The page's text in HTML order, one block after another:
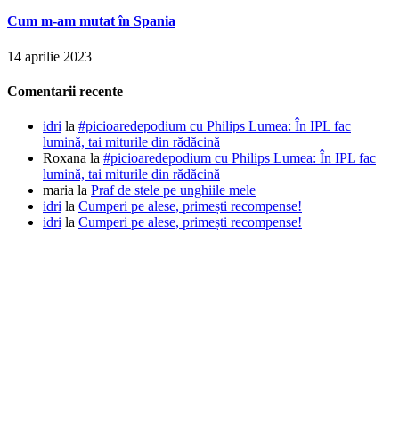
Cum m-am mutat în Spania
14 aprilie 2023
Comentarii recente
idri la #picioaredepodium cu Philips Lumea: În IPL fac
lumină, tai miturile din rădăcină
Roxana la #picioaredepodium cu Philips Lumea: În IPL fac
lumină, tai miturile din rădăcină
maria la Praf de stele pe unghiile mele
idri la Cumperi pe alese, primești recompense!
idri la Cumperi pe alese, primești recompense!